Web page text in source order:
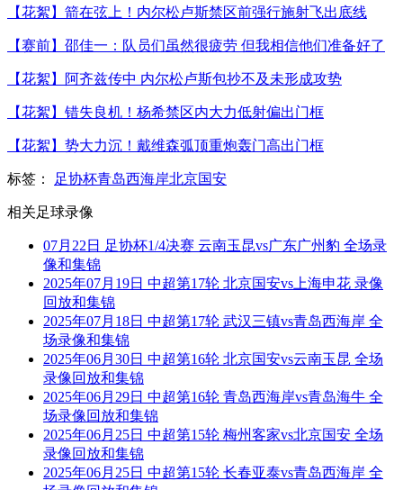
【花絮】箭在弦上！内尔松卢斯禁区前强行施射飞出底线
【赛前】邵佳一：队员们虽然很疲劳 但我相信他们准备好了
【花絮】阿齐兹传中 内尔松卢斯包抄不及未形成攻势
【花絮】错失良机！杨希禁区内大力低射偏出门框
【花絮】势大力沉！戴维森弧顶重炮轰门高出门框
标签： 足协杯青岛西海岸北京国安
相关足球录像
07月22日 足协杯1/4决赛 云南玉昆vs广东广州豹 全场录
像和集锦
2025年07月19日 中超第17轮 北京国安vs上海申花 录像
回放和集锦
2025年07月18日 中超第17轮 武汉三镇vs青岛西海岸 全
场录像和集锦
2025年06月30日 中超第16轮 北京国安vs云南玉昆 全场
录像回放和集锦
2025年06月29日 中超第16轮 青岛西海岸vs青岛海牛 全
场录像回放和集锦
2025年06月25日 中超第15轮 梅州客家vs北京国安 全场
录像回放和集锦
2025年06月25日 中超第15轮 长春亚泰vs青岛西海岸 全